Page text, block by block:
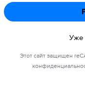
Уже
Этот сайт защищен